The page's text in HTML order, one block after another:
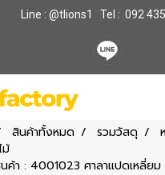
Line : @tlions1 Tel : 092
สินค้าทั้งหมด รวมวัสดุ
ม้
ค้า : 4001023 ศาลาแปดเหลี่ยม